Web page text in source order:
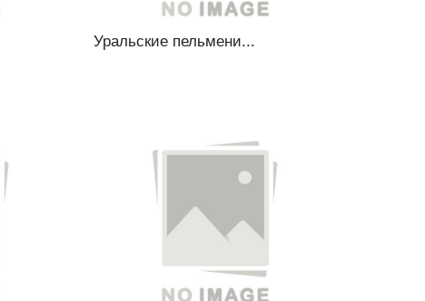
Уральские пельмени...